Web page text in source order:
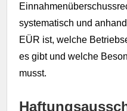
systematisch und
EÜR ist, welche
es gibt und welche
musst.